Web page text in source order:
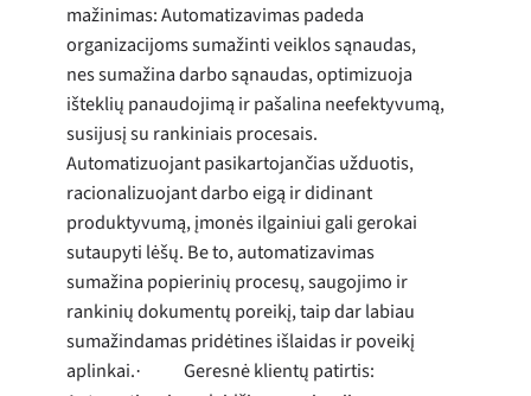
mažinimas: Automatizavimas padeda
organizacijoms sumažinti veiklos sąnaudas,
nes sumažina darbo sąnaudas, optimizuoja
išteklių panaudojimą ir pašalina neefektyvumą,
susijusį su rankiniais procesais.
Automatizuojant pasikartojančias užduotis,
racionalizuojant darbo eigą ir didinant
produktyvumą, įmonės ilgainiui gali gerokai
sutaupyti lėšų. Be to, automatizavimas
sumažina popierinių procesų, saugojimo ir
rankinių dokumentų poreikį, taip dar labiau
sumažindamas pridėtines išlaidas ir poveikį
aplinkai.·
Geresnė klientų patirtis: